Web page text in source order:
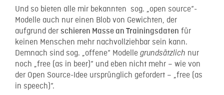
Und so bieten alle mir bekannten sog. „open source“-
Modelle auch nur einen Blob von Gewichten, der
aufgrund der schieren Masse an Trainingsdaten für
keinen Menschen mehr nachvollziehbar sein kann.
Demnach sind sog. „offene“ Modelle grundsätzlich nur
noch „free (as in beer)“ und eben nicht mehr – wie von
der Open Source-Idee ursprünglich gefordert – „free (as
in speech)“.